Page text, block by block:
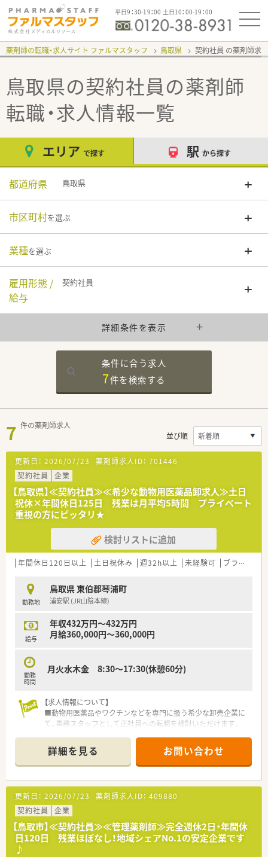
平日9：30-19：00 土日10：00-19：00
薬剤師の転職・求人サイト ファルマスタッフ 鳥取県 契約社員
鳥取県の契約社員の薬剤師
転職・求人情報一覧
エリア で探す 駅 から探す
都道府県 鳥取県
市区町村を選ぶ
業種を選ぶ
雇用形態 /
給与
契約社員
詳細条件を表示
条件に合う求人
7件を検索する
7 件の薬剤師求人
並び順
更新日： 2026/07/23 薬剤師求人ID： 701446
契約社員
企業
【鳥取県】≪契約社員≫≪希少な動物用医薬品卸求人≫土日
祝休×年間休日125日 残業は月平均5時間 プライベート
重視の方にピッタリ★
検討リストに追加
年間休日120日以上 土日祝休み 週32h以上 未経験可 ブランク可
勤務地
鳥取県 東伯郡琴浦町
浦安駅 (JR山陰本線)
給与
年収432万円～432万円
月給360,000円～360,000円
勤務
時間
月火水木金 8:30～17:30(休憩60分)
【求人情報について】
■動物用医薬品やワクチンなどを専門に扱う希少な卸売企業に
て、事務スタッフとして正社員への転職を検討いただけます。
バランスを重視して働きたい方に最適な労働環境です。
■入社したその日から有給休暇が10日付与されるため、急な用
事や体調不良の際にも安心して業務に取り組むことが可能で
す。
【募集背景と求める人物像について】
■今回は欠員補充を目的とした募集となっており、組織の安定性
を維持するために新たな事務メンバーを必要としています。
■企業での勤務経験がない未経験の方でも応募が可能ですが、基
本的なパソコン操作ができる方を優先して採用いたします。
詳細を見る お問い合わせ
更新日： 2026/07/23 薬剤師求人ID： 409880
契約社員
企業
【鳥取市】≪契約社員≫≪管理薬剤師≫完全週休2日・年間休
日120日 残業ほぼなし！地域シェアNo.1の安定企業です
♪